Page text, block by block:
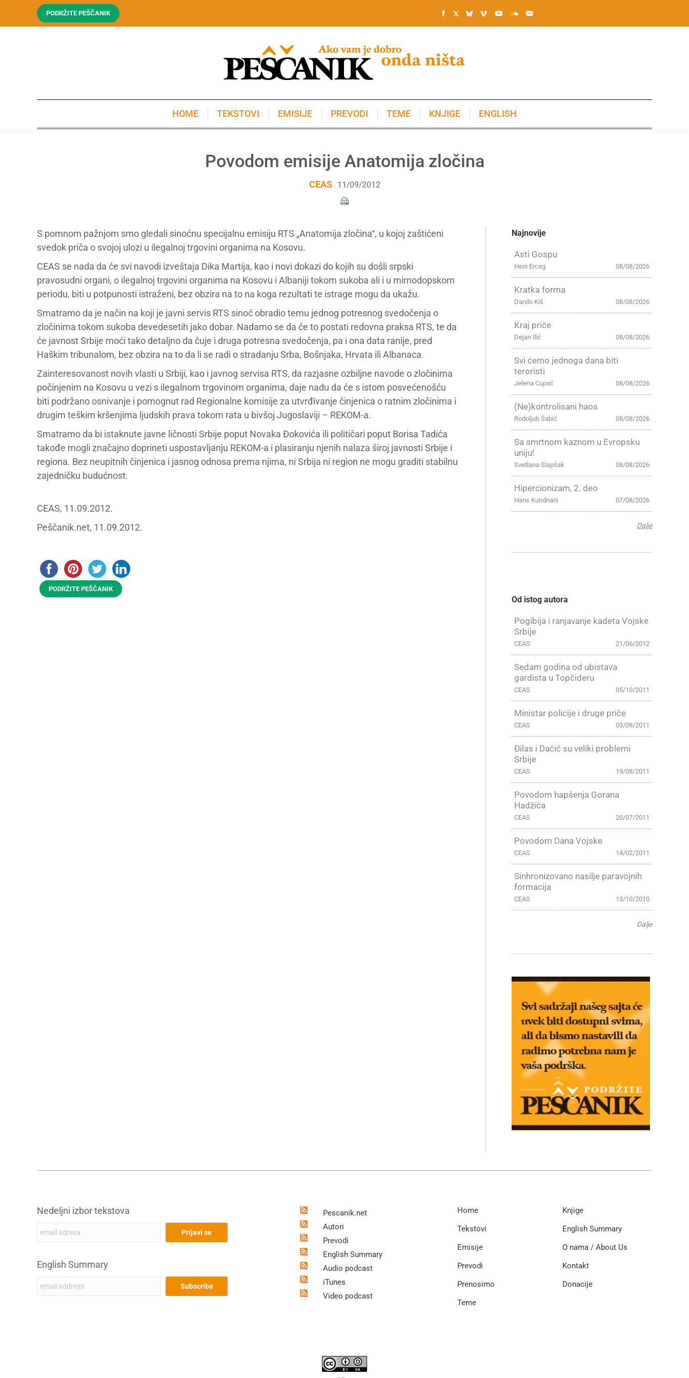
PODRŽITE PEŠČANIK
HOME TEKSTOVI EMISIJE PREVODI TEME KNJIGE ENGLISH
Povodom emisije Anatomija zločina
CEAS 11/09/2012
S pomnom pažnjom smo gledali sinoćnu specijalnu emisiju RTS „Anatomija zločina“, u kojoj zaštićeni
svedok priča o svojoj ulozi u ilegalnoj trgovini organima na Kosovu.
CEAS se nada da će svi navodi izveštaja Dika Martija, kao i novi dokazi do kojih su došli srpski
pravosudni organi, o ilegalnoj trgovini organima na Kosovu i Albaniji tokom sukoba ali i u mirnodopskom
periodu, biti u potpunosti istraženi, bez obzira na to na koga rezultati te istrage mogu da ukažu.
Smatramo da je način na koji je javni servis RTS sinoć obradio temu jednog potresnog svedočenja o
zločinima tokom sukoba devedesetih jako dobar. Nadamo se da će to postati redovna praksa RTS, te da
će javnost Srbije moći tako detaljno da čuje i druga potresna svedočenja, pa i ona data ranije, pred
Haškim tribunalom, bez obzira na to da li se radi o stradanju Srba, Bošnjaka, Hrvata ili Albanaca.
Zainteresovanost novih vlasti u Srbiji, kao i javnog servisa RTS, da razjasne ozbiljne navode o zločinima
počinjenim na Kosovu u vezi s ilegalnom trgovinom organima, daje nadu da će s istom posvećenošću
biti podržano osnivanje i pomognut rad Regionalne komisije za utvrđivanje činjenica o ratnim zločinima i
drugim teškim kršenjima ljudskih prava tokom rata u bivšoj Jugoslaviji – REKOM-a.
Smatramo da bi istaknute javne ličnosti Srbije poput Novaka Đokovića ili političari poput Borisa Tadića
takođe mogli značajno doprineti uspostavljanju REKOM-a i plasiranju njenih nalaza široj javnosti Srbije i
regiona. Bez neupitnih činjenica i jasnog odnosa prema njima, ni Srbija ni region ne mogu graditi stabilnu
zajedničku budućnost.
CEAS, 11.09.2012.
Peščanik.net, 11.09.2012.
PODRŽITE PEŠČANIK
Najnovije
Asti Gospu
08/08/2026
Heni Erceg
Kratka forma
08/08/2026
Danilo Kiš
Kraj priče
08/08/2026
Dejan Ilić
Svi ćemo jednoga dana biti
teroristi
08/08/2026
Jelena Cupać
(Ne)kontrolisani haos
08/08/2026
Rodoljub Šabić
Sa smrtnom kaznom u Evropsku
uniju!
08/08/2026
Svetlana Slapšak
Hipercionizam, 2. deo
07/08/2026
Hans Kundnani
Dalje
Od istog autora
Pogibija i ranjavanje kadeta Vojske
Srbije
21/06/2012
CEAS
Sedam godina od ubistava
gardista u Topčideru
05/10/2011
CEAS
Ministar policije i druge priče
03/09/2011
CEAS
Đilas i Dačić su veliki problemi
Srbije
19/08/2011
CEAS
Povodom hapšenja Gorana
Hadžića
20/07/2011
CEAS
Povodom Dana Vojske
14/02/2011
CEAS
Sinhronizovano nasilje paravojnih
formacija
13/10/2010
CEAS
Dalje
Nedeljni izbor tekstova
English Summary
Pescanik.net
Autori
Prevodi
English Summary
Audio podcast
iTunes
Video podcast
Home
Tekstovi
Emisije
Prevodi
Prenosimo
Teme
Knjige
English Summary
O nama / About Us
Kontakt
Donacije
KNJIGE ENGLISH